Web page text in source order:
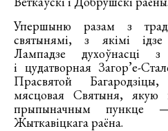
Упершыню разам з
святынямі, з якімі ідзе
Лампадзе духоўнасці
і цудатворная Загор’е-
Прасвятой
мясцовая Святыня, якую
прыпыначным пункце
Жыткавіцкага раёна.